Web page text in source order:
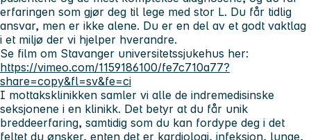
erfaringen som gjør deg til lege med stor L. Du får tidlig
ansvar, men er ikke alene. Du er en del av et godt vaktlag
i et miljø der vi hjelper hverandre.
Se film om Stavanger universitetssjukehus her:
https://vimeo.com/1159186100/fe7c710a77?
share=copy&fl=sv&fe=ci
I mottaksklinikken samler vi alle de indremedisinske
seksjonene i en klinikk. Det betyr at du får unik
breddeerfaring, samtidig som du kan fordype deg i det
feltet du ønsker, enten det er kardiologi, infeksjon, lunge,